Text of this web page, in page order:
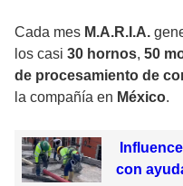
Cada mes M.A.R.I.A.
los casi 30 hornos, 50
de procesamiento de
la compañía en México.
con